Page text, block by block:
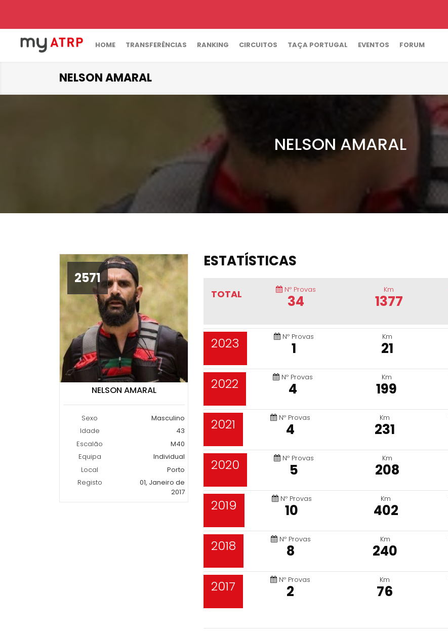
HOME TRANSFERÊNCIAS RANKING CIRCUITOS TAÇA PORTUGAL EVENTOS FORUM
NELSON AMARAL
NELSON AMARAL
2571
NELSON AMARAL
Sexo
Masculino
Idade
43
Escalão
M40
Equipa
Individual
Local
Porto
Registo
01, Janeiro de
2017
ESTATÍSTICAS
TOTAL Nº Provas
34
Km
1377
2023 Nº Provas
1
Km
21
2022 Nº Provas
4
Km
199
2021 Nº Provas
4
Km
231
2020 Nº Provas
5
Km
208
2019 Nº Provas
10
Km
402
2018 Nº Provas
8
Km
240
2017 Nº Provas
2
Km
76